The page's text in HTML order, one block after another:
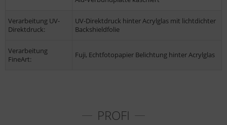
Verarbeitung UV-
Direktdruck:
UV-Direktdruck hinter Acrylglas mit lichtdichter
Backshieldfolie
Verarbeitung
FineArt:
Fuji, Echtfotopapier Belichtung hinter Acrylglas
PROFI